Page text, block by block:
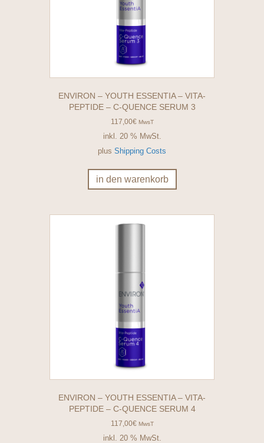
ENVIRON – YOUTH ESSENTIA – VITA-
PEPTIDE – C-QUENCE SERUM 3
117,00€ MwsT
inkl. 20 % MwSt.
plus Shipping Costs
in den warenkorb
ENVIRON – YOUTH ESSENTIA – VITA-
PEPTIDE – C-QUENCE SERUM 4
117,00€ MwsT
inkl. 20 % MwSt.